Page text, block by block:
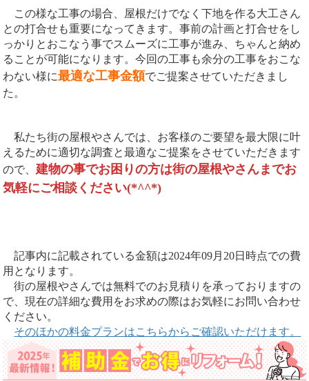
この様な工事の場合、屋根だけでなく下地を作る大工さん
との打合せも重要になってきます。事前の計画と打合せをし
っかりとおこなう事でスムーズに工事が進み、ちゃんと納め
ることが可能になります。今回の工事も余分の工事をおこな
わない様に最適な工事金額でご提案させていただきまし
た。
私たち街の屋根やさんでは、お客様のご要望を最大限に叶
えるために適切な調査と最適なご提案をさせていただきます
ので、 建物の事でお困りの方は街の屋根やさんまでお
気軽にご相談ください(*^^*)
記事内に記載されている金額は2024年09月20日時点での費
用となります。
街の屋根やさんでは無料でのお見積りを承っておりますの
で、現在の詳細な費用をお求めの際はお気軽にお問い合わせ
ください。
そのほかの料金プランはこちらからご確認いただけます。